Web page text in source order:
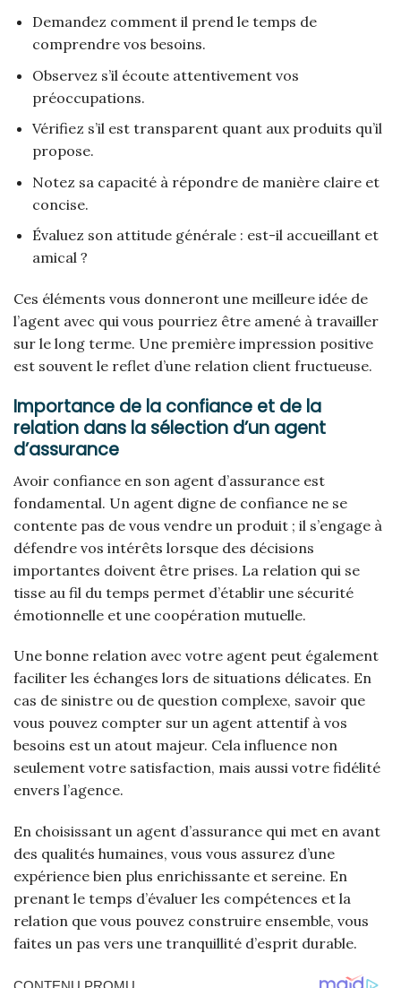
Demandez comment il prend le temps de
comprendre vos besoins.
Observez s’il écoute attentivement vos
préoccupations.
Vérifiez s’il est transparent quant aux produits qu’il
propose.
Notez sa capacité à répondre de manière claire et
concise.
Évaluez son attitude générale : est-il accueillant et
amical ?
Ces éléments vous donneront une meilleure idée de
l’agent avec qui vous pourriez être amené à travailler
sur le long terme. Une première impression positive
est souvent le reflet d’une relation client fructueuse.
Importance de la confiance et de la
relation dans la sélection d’un agent
d’assurance
Avoir confiance en son agent d’assurance est
fondamental. Un agent digne de confiance ne se
contente pas de vous vendre un produit ; il s’engage à
défendre vos intérêts lorsque des décisions
importantes doivent être prises. La relation qui se
tisse au fil du temps permet d’établir une sécurité
émotionnelle et une coopération mutuelle.
Une bonne relation avec votre agent peut également
faciliter les échanges lors de situations délicates. En
cas de sinistre ou de question complexe, savoir que
vous pouvez compter sur un agent attentif à vos
besoins est un atout majeur. Cela influence non
seulement votre satisfaction, mais aussi votre fidélité
envers l’agence.
En choisissant un agent d’assurance qui met en avant
des qualités humaines, vous vous assurez d’une
expérience bien plus enrichissante et sereine. En
prenant le temps d’évaluer les compétences et la
relation que vous pouvez construire ensemble, vous
faites un pas vers une tranquillité d’esprit durable.